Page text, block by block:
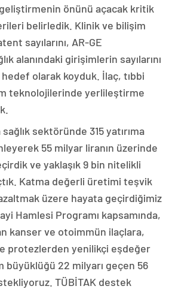
önünü açacak kritik
belirledik. Klinik ve bilişim
sayılarını, AR-GE
alanındaki girişimlerin sayılarını
olarak koyduk. İlaç, tıbbi
teknolojilerinde yerlileştirme
sektöründe 315 yatırıma
55 milyar liranın üzerinde
ve yaklaşık 9 bin nitelikli
Katma değerli üretimi teşvik
üzere hayata geçirdiğimiz
Hamlesi Programı kapsamında,
kanser ve otoimmün ilaçlara,
protezlerden yenilikçi eşdeğer
büyüklüğü 22 milyarı geçen 56
TÜBİTAK destek